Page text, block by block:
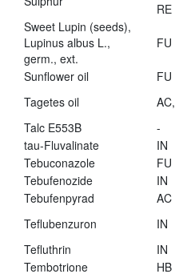
RE
Sweet Lupin (seeds),
Lupinus albus L.,
germ., ext.
FU
Sunflower oil FU
Tagetes oil
Talc E553B
-
tau-Fluvalinate
IN
Tebuconazole
FU
Tebufenozide
IN
Tebufenpyrad
AC
Teflubenzuron
IN
Tefluthrin
IN
Tembotrione
HB